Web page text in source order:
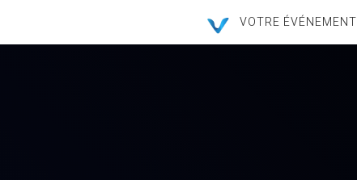
VOTRE ÉVÉNEMENT